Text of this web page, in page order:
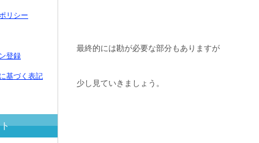
最終的には勘が必要な部分もありますが
少し見ていきましょう。
リシー
登録
基づく表記